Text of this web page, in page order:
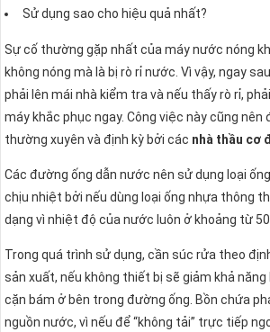
Sử dụng sao cho hiệu quả nhất?
Sự cố thường gặp nhất của máy nước nóng
không nóng mà là bị rò rỉ nước. Vì vậy, ngay
phải lên mái nhà kiểm tra và nếu thấy rò rỉ,
máy khắc phục ngay. Công việc này cũng
thường xuyên và định kỳ bởi các nhà thầu cơ
Các đường ống dẫn nước nên sử dụng loại
chịu nhiệt bởi nếu dùng loại ống nhựa thông
dạng vì nhiệt độ của nước luôn ở khoảng từ 50
Trong quá trình sử dụng, cần súc rửa theo
sản xuất, nếu không thiết bị sẽ giảm khả
cặn bám ở bên trong đường ống. Bồn chứa
nguồn nước, vì nếu để “không tải” trực tiếp